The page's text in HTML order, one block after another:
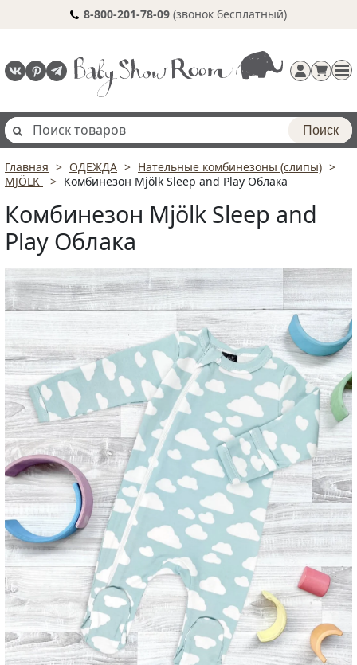
8-800-201-78-09 (звонок бесплатный)
Регистрация
Поиск
Главная ОДЕЖДА
Нательные комбинезоны (слипы)
MJÖLK
Комбинезон Mjölk Sleep and Play Облака
Комбинезон Mjölk Sleep and
Play Облака